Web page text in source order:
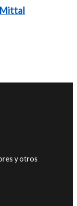
Mittal
y otros